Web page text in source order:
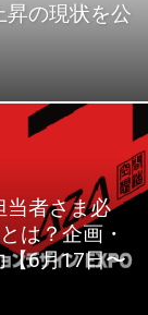
昇の現状を公
当者さま必
は？企画・
【6月17日〜